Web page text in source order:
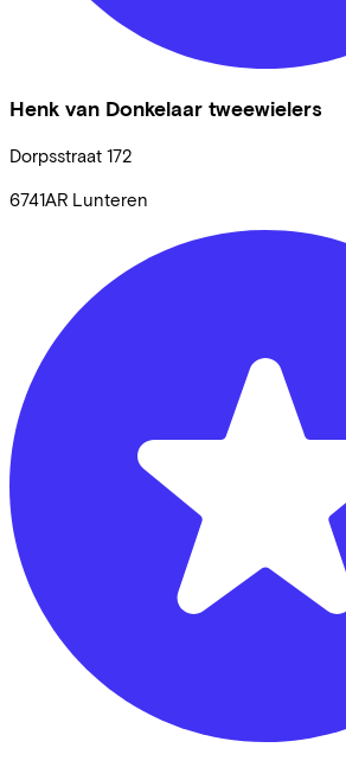
Henk van Donkelaar tweewielers
Dorpsstraat 172
6741AR Lunteren